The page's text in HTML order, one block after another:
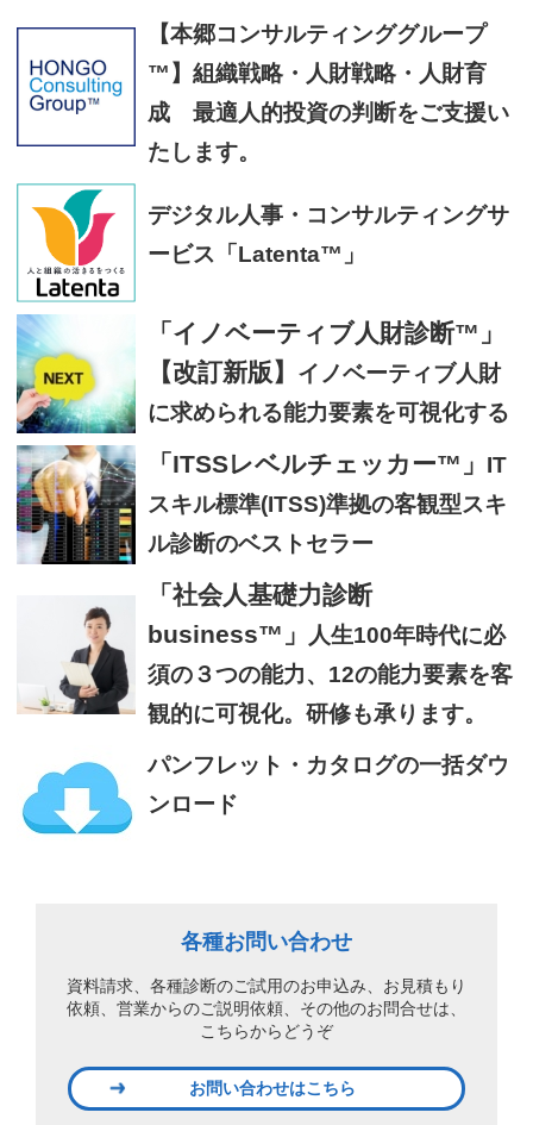
【本郷コンサルティンググループ
™】組織戦略・人財戦略・人財育
成 最適人的投資の判断をご支援い
たします。
デジタル人事・コンサルティングサ
ービス「Latenta™」
「イノベーティブ人財診断™」
【改訂新版】
イノベーティブ人財
に求められる能力要素を可視化する
「ITSSレベルチェッカー™」 IT
スキル標準(ITSS)準拠の客観型スキ
ル診断のベストセラー
「社会人基礎力診断
business™」
人生100年時代に必
須の３つの能力、12の能力要素を客
観的に可視化。研修も承ります。
パンフレット・カタログの一括ダウ
ンロード
各種お問い合わせ
資料請求、各種診断のご試用のお申込み、 お見積もり
依頼、営業からのご説明依頼、 その他のお問合せは、
こちらからどうぞ
お問い合わせはこちら